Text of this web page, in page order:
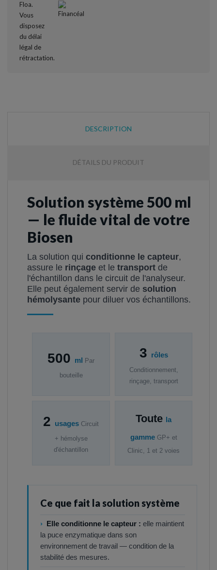
DESCRIPTION
DÉTAILS DU PRODUIT
Solution système 500 ml
— le fluide vital de votre
Biosen
La solution qui conditionne le capteur,
assure le rinçage et le transport de
l'échantillon dans le circuit de l'analyseur.
Elle peut également servir de solution
hémolysante pour diluer vos échantillons.
500 ml Par
bouteille
3 rôles
Conditionnement,
rinçage, transport
2 usages Circuit
+ hémolyse
d'échantillon
Toute la
gamme GP+ et
Clinic, 1 et 2 voies
Ce que fait la solution système
› Elle conditionne le capteur : elle maintient
la puce enzymatique dans son
environnement de travail — condition de la
stabilité des mesures.